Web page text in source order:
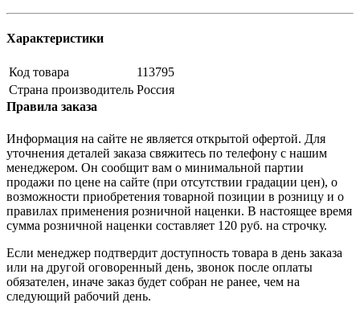
Характеристики
Код товара
113795
Страна производитель Россия
Правила заказа
Информация на сайте не является открытой офертой. Для
уточнения деталей заказа свяжитесь по телефону с нашим
менеджером. Он сообщит вам о минимальной партии
продажи по цене на сайте (при отсутствии градации цен), о
возможности приобретения товарной позиции в розницу и о
правилах применения розничной наценки. В настоящее время
сумма розничной наценки составляет 120 руб. на строчку.
Если менеджер подтвердит доступность товара в день заказа
или на другой оговоренный день, звонок после оплаты
обязателен, иначе заказ будет собран не ранее, чем на
следующий рабочий день.